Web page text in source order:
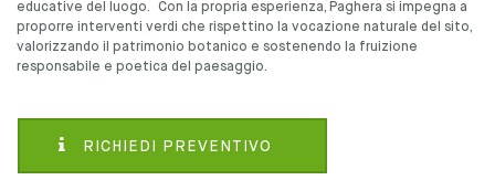
educative del luogo. Con la propria esperienza, Paghera si impegna a
proporre interventi verdi che rispettino la vocazione naturale del sito,
valorizzando il patrimonio botanico e sostenendo la fruizione
responsabile e poetica del paesaggio.
RICHIEDI PREVENTIVO